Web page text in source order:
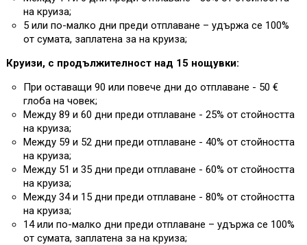
на круиза;
5 или по-малко дни преди отплаване – удържа се 100%
от сумата, заплатена за на круиза;
Круизи, с продължителност над 15 нощувки:
При оставащи 90 или повече дни до отплаване - 50 €
глоба на човек;
Между 89 и 60 дни преди отплаване - 25% от стойността
на круиза;
Между 59 и 52 дни преди отплаване - 40% от стойността
на круиза;
Между 51 и 35 дни преди отплаване - 60% от стойността
на круиза;
Между 34 и 15 дни преди отплаване - 80% от стойността
на круиза;
14 или по-малко дни преди отплаване – удържа се 100%
от сумата, заплатена за на круиза;